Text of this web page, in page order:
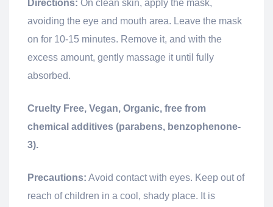
Directions: On clean skin, apply the mask,
avoiding the eye and mouth area. Leave the mask
on for 10-15 minutes. Remove it, and with the
excess amount, gently massage it until fully
absorbed.
Cruelty Free, Vegan, Organic, free from
chemical additives (parabens, benzophenone-
3).
Precautions: Avoid contact with eyes. Keep out of
reach of children in a cool, shady place. It is